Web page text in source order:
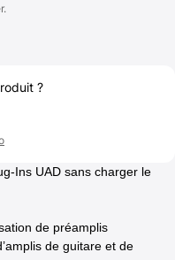
?
Ins UAD sans charger le
de préamplis
de guitare et de